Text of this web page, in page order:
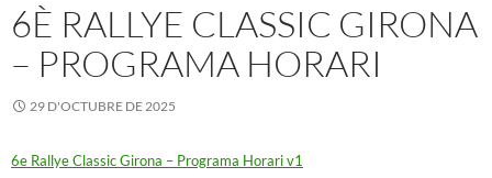
6È RALLYE CLASSIC GIRONA
– PROGRAMA HORARI
29 D'OCTUBRE DE 2025
6e Rallye Classic Girona – Programa Horari v1